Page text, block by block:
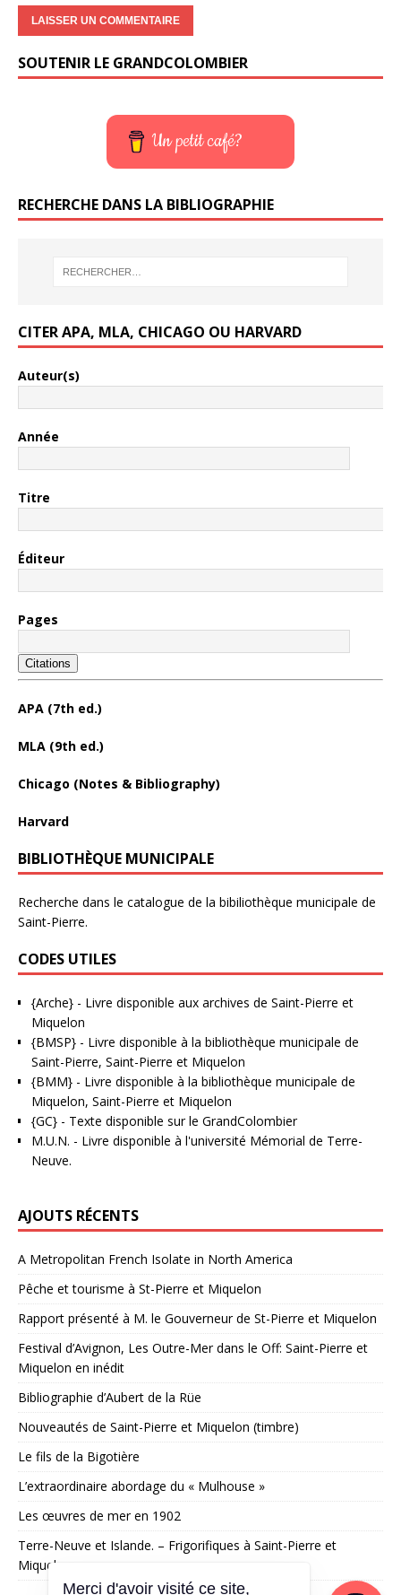
SOUTENIR LE GRANDCOLOMBIER
Un petit café?
RECHERCHE DANS LA BIBLIOGRAPHIE
CITER APA, MLA, CHICAGO OU HARVARD
Auteur(s)
Année
Titre
Éditeur
Pages
Citations
APA (7th ed.)
MLA (9th ed.)
Chicago (Notes & Bibliography)
Harvard
BIBLIOTHÈQUE MUNICIPALE
Recherche dans le catalogue de la bibiliothèque municipale de
Saint-Pierre.
CODES UTILES
{Arche} - Livre disponible aux archives de Saint-Pierre et
Miquelon
{BMSP} - Livre disponible à la bibliothèque municipale de
Saint-Pierre, Saint-Pierre et Miquelon
{BMM} - Livre disponible à la bibliothèque municipale de
Miquelon, Saint-Pierre et Miquelon
{GC} - Texte disponible sur le GrandColombier
M.U.N. - Livre disponible à l'université Mémorial de Terre-
Neuve.
AJOUTS RÉCENTS
A Metropolitan French Isolate in North America
Pêche et tourisme à St-Pierre et Miquelon
Rapport présenté à M. le Gouverneur de St-Pierre et Miquelon
Festival d’Avignon, Les Outre-Mer dans le Off: Saint-Pierre et
Miquelon en inédit
Bibliographie d’Aubert de la Rüe
Nouveautés de Saint-Pierre et Miquelon (timbre)
Le fils de la Bigotière
L’extraordinaire abordage du « Mulhouse »
Les œuvres de mer en 1902
Terre-Neuve et Islande. – Frigorifiques à Saint-Pierre et
Miquelon
Merci d'avoir visité ce site,